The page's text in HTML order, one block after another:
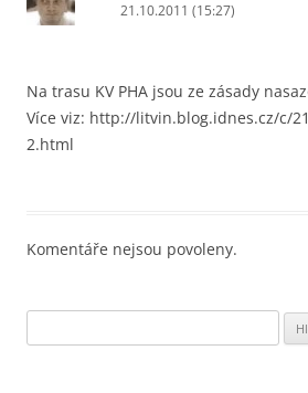
21.10.2011 (15:27)
Na trasu KV PHA jsou ze zásady
Více viz: http://litvin.blog.idnes.cz/c/
2.html
Komentáře nejsou povoleny.